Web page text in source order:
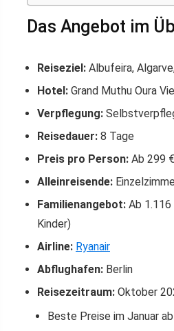
Das Angebot im
Reiseziel: Albufeira,
Hotel: Grand Muthu Oura
Verpflegung:
Reisedauer: 8 Tage
Preis pro Person: Ab 299
Alleinreisende:
Familienangebot: Ab
Kinder)
Airline: Ryanair
Abflughafen: Berlin
Reisezeitraum: Oktober
Beste Preise im Januar